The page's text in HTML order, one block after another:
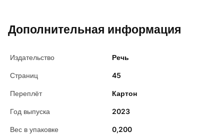
Дополнительная информация
Издательство Речь
Страниц 45
Переплёт Картон
Год выпуска 2023
Вес в упаковке 0,200